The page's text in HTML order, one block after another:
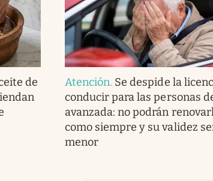
de
Atención. Se despide la
conducir para las personas
avanzada: no podrán
como siempre y su validez
menor